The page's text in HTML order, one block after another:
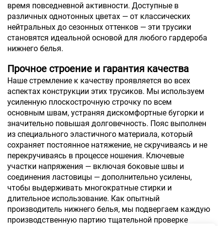
время повседневной активности. Доступные в
различных однотонных цветах — от классических
нейтральных до сезонных оттенков — эти трусики
становятся идеальной основой для любого гардероба
нижнего белья.
Прочное строение и гарантия качества
Наше стремление к качеству проявляется во всех
аспектах конструкции этих трусиков. Мы используем
усиленную плоскострочную строчку по всем
основным швам, устраняя дискомфортные бугорки и
значительно повышая долговечность. Пояс выполнен
из специального эластичного материала, который
сохраняет постоянное натяжение, не скручиваясь и не
перекручиваясь в процессе ношения. Ключевые
участки напряжения — включая боковые швы и
соединения ластовицы — дополнительно усилены,
чтобы выдерживать многократные стирки и
длительное использование. Как опытный
производитель нижнего белья, мы подвергаем каждую
производственную партию тщательной проверке